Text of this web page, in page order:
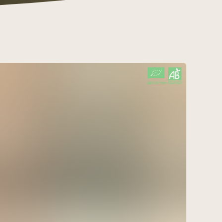
CERTIFIÉ PAR FR-BIO-09
AGRICULTURE FRANCE